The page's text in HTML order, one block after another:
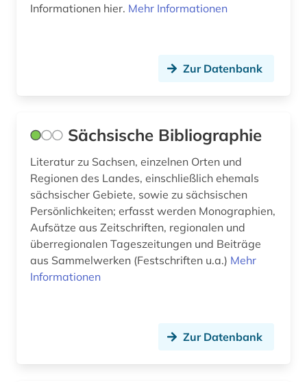
kanada (4)
karlsruhe (1)
kirchenarchiv (1)
kolonialreich (1)
komposition (1)
koninklijke bibliotheek (1)
Informationen hier. Mehr Informationen
Zur Datenbank
Sächsische Bibliographie
Literatur zu Sachsen, einzelnen Orten und
Regionen des Landes, einschließlich ehemals
sächsischer Gebiete, sowie zu sächsischen
Persönlichkeiten; erfasst werden Monographien,
Aufsätze aus Zeitschriften, regionalen und
überregionalen Tageszeitungen und Beiträge
aus Sammelwerken (Festschriften u.a.) Mehr
Informationen
Zur Datenbank